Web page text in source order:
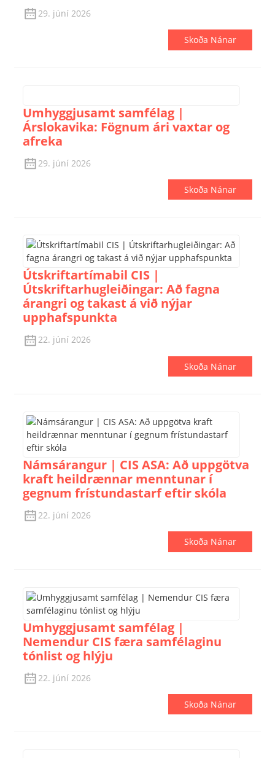
29. júní 2026
Skoða Nánar
Umhyggjusamt samfélag |
Árslokavika: Fögnum ári vaxtar og
afreka
29. júní 2026
Skoða Nánar
Útskriftartímabil CIS |
Útskriftarhugleiðingar: Að fagna
árangri og takast á við nýjar
upphafspunkta
22. júní 2026
Skoða Nánar
Námsárangur | CIS ASA: Að uppgötva
kraft heildrænnar menntunar í
gegnum frístundastarf eftir skóla
22. júní 2026
Skoða Nánar
Umhyggjusamt samfélag |
Nemendur CIS færa samfélaginu
tónlist og hlýju
22. júní 2026
Skoða Nánar